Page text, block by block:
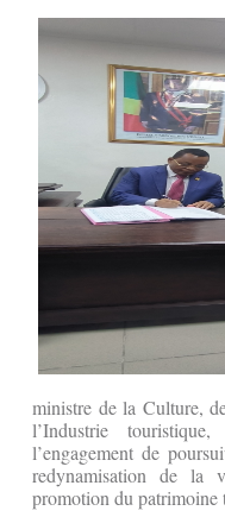
ministre de la Culture,
l’Industrie
l’engagement de
redynamisation de la
promotion du patrimoine